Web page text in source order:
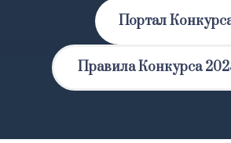
Портал
Правила Конкурса